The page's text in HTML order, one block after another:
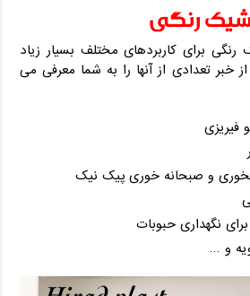
رنگی
برای کاربردهای مختلف بسیار زیاد
تعدادی از آنها را به شما معرفی می
فیریزی
و صبحانه خوری پیک نیک
نگهداری حبوبات
و …